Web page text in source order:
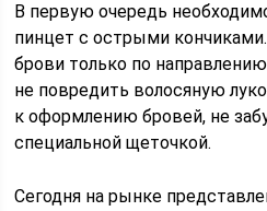
В первую очередь
пинцет с острыми
брови только по
не повредить волосяную
к оформлению бровей, не
специальной щеточкой.
Сегодня на рынке